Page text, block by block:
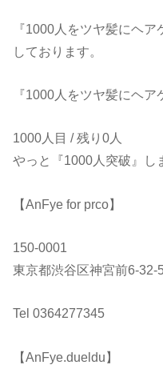
『1000人をツヤ髪にヘ
しております。
『1000人をツヤ髪にヘア
1000人目 / 残り0人
やっと『1000人突破』し
【AnFye for prco】
150-0001
東京都渋谷区神宮前6-32-
Tel 0364277345
【AnFye.dueldu】